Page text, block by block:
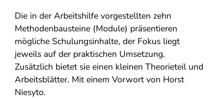
Die in der Arbeitshilfe vorgestellten zehn
Methodenbausteine (Module) präsentieren
mögliche Schulungsinhalte, der Fokus liegt
jeweils auf der praktischen Umsetzung.
Zusätzlich bietet sie einen kleinen Theorieteil und
Arbeitsblätter. Mit einem Vorwort von Horst
Niesyto.